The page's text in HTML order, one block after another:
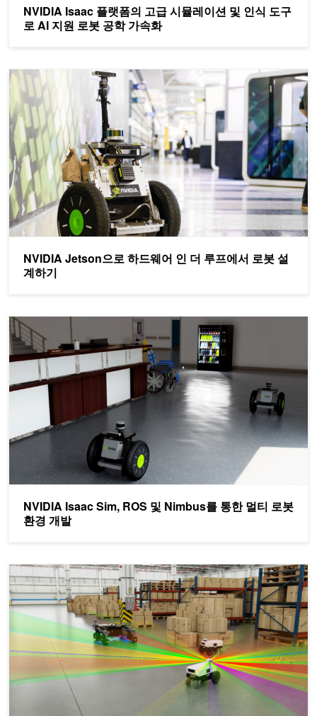
NVIDIA Isaac 플랫폼의 고급 시뮬레이션 및 인식 도구
로 AI 지원 로봇 공학 가속화
NVIDIA Jetson으로 하드웨어 인 더 루프에서 로봇 설
계하기
NVIDIA Jetson으로 하드웨어 인 더 루프에서 로봇 설계하기
NVIDIA Isaac Sim, ROS 및 Nimbus를 통한 멀티 로봇
환경 개발
NVIDIA Isaac Sim, ROS 및 Nimbus를 통한 멀티 로봇 환경 개발
NVIDIA Isaac ROS 개발자 프리뷰 3으로 고성능 로봇 애플리케이